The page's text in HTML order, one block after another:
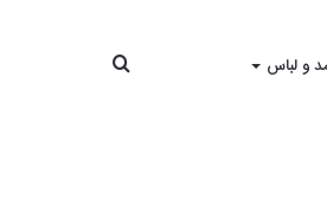
و لباس جستجو